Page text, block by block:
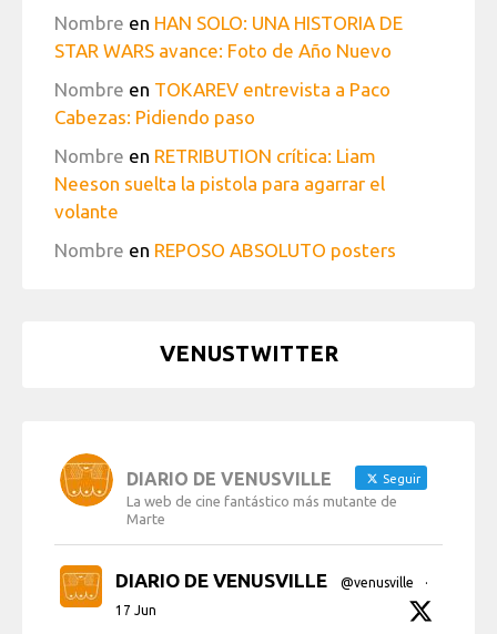
Nombre en HAN SOLO: UNA HISTORIA DE
STAR WARS avance: Foto de Año Nuevo
Nombre en TOKAREV entrevista a Paco
Cabezas: Pidiendo paso
Nombre en RETRIBUTION crítica: Liam
Neeson suelta la pistola para agarrar el
volante
Nombre en REPOSO ABSOLUTO posters
VENUSTWITTER
DIARIO DE VENUSVILLE Seguir
La web de cine fantástico más mutante de
Marte
DIARIO DE VENUSVILLE @venusville
·
17 Jun